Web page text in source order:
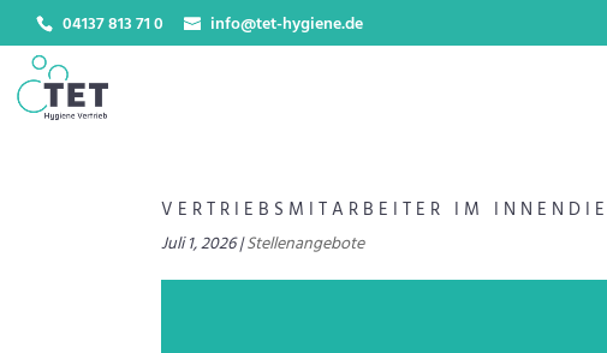
04137 813 71 0 info@tet-hygiene.de
VERTRIEBSMITARBEITER IM
Juli 1, 2026|Stellenangebote